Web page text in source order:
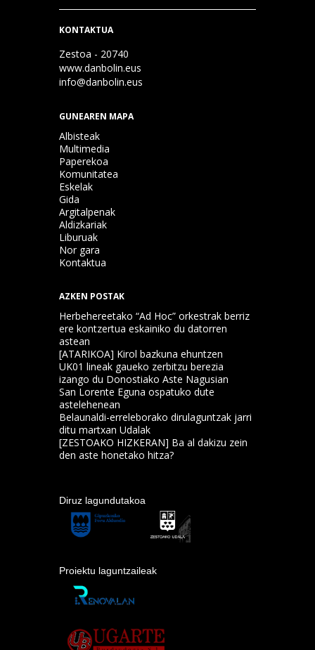
KONTAKTUA
Zestoa - 20740
www.danbolin.eus
info@danbolin.eus
GUNEAREN MAPA
Albisteak
Multimedia
Paperekoa
Komunitatea
Eskelak
Gida
Argitalpenak
Aldizkariak
Liburuak
Nor gara
Kontaktua
AZKEN POSTAK
Herbehereetako “Ad Hoc” orkestrak berriz
ere kontzertua eskainiko du datorren
astean
[ATARIKOA] Kirol bazkuna ehuntzen
UK01 lineak gaueko zerbitzu berezia
izango du Donostiako Aste Nagusian
San Lorente Eguna ospatuko dute
astelehenean
Belaunaldi-erreleborako dirulaguntzak jarri
ditu martxan Udalak
[ZESTOAKO HIZKERAN] Ba al dakizu zein
den aste honetako hitza?
Diruz lagundutakoa
Proiektu laguntzaileak